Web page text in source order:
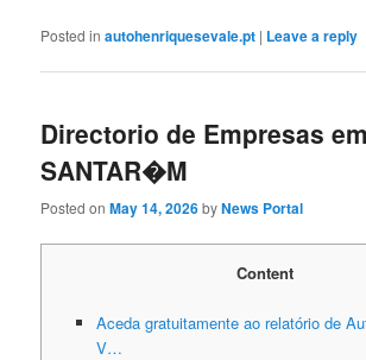
Posted in autohenriquesevale.pt | Leave a reply
Directorio de Empresas em
SANTAR�M
Posted onMay 14, 2026byNews Portal
Content
Aceda gratuitamente ao relatório de
V…